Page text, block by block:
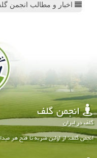
اخبار و مطالب انجمن
انجمن گلف
گلف در ایران
انجمن گلف: از اولین ضربه تا فتح هر